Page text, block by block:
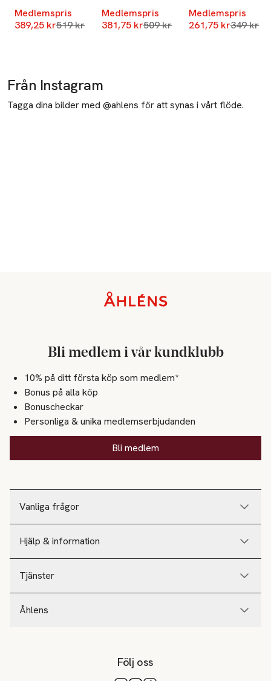
Brush
Medlemspris
389,25 krLägsta pris 30 dagar
519 kr
Brush
Medlemspris
381,75 krLägsta pris 30 dagar
509 kr
Brush
Medlemspris
261,75 krLägsta
349 kr
Från Instagram
Tagga dina bilder med @ahlens för att synas i vårt flöde.
Vanliga frågor
Hjälp & information
Tjänster
Åhlens
Bli medlem i vår kundklubb
10% på ditt första köp som medlem*
Bonus på alla köp
Bonuscheckar
Personliga & unika medlemserbjudanden
Bli medlem
Följ oss